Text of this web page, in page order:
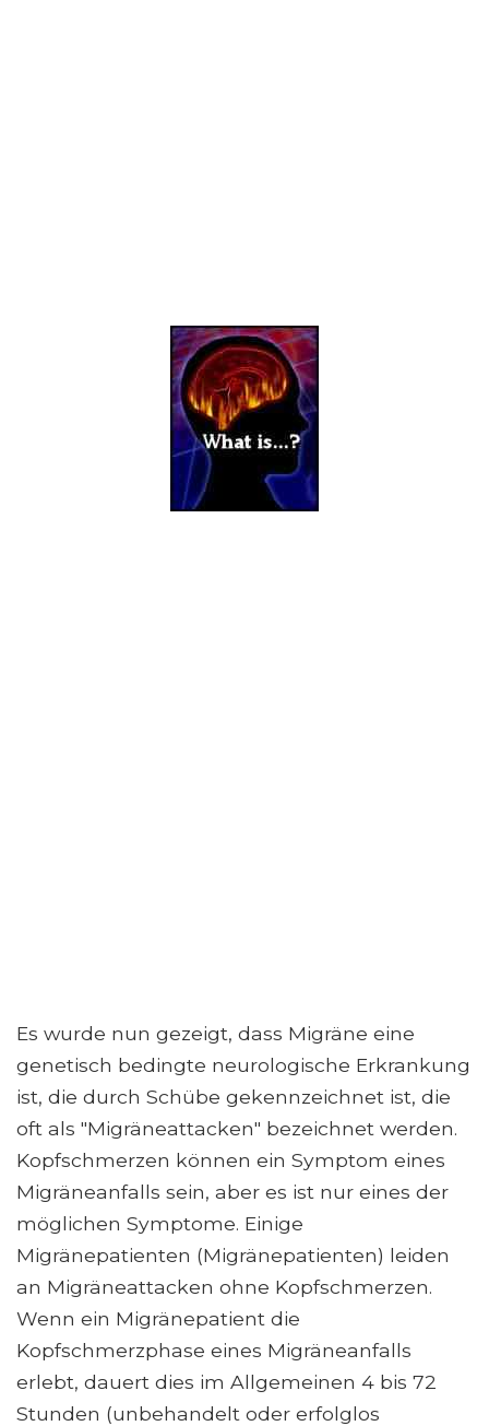
Es wurde nun gezeigt, dass Migräne eine
genetisch bedingte neurologische Erkrankung
ist, die durch Schübe gekennzeichnet ist, die
oft als "Migräneattacken" bezeichnet werden.
Kopfschmerzen können ein Symptom eines
Migräneanfalls sein, aber es ist nur eines der
möglichen Symptome. Einige
Migränepatienten (Migränepatienten) leiden
an Migräneattacken ohne Kopfschmerzen.
Wenn ein Migränepatient die
Kopfschmerzphase eines Migräneanfalls
erlebt, dauert dies im Allgemeinen 4 bis 72
Stunden (unbehandelt oder erfolglos